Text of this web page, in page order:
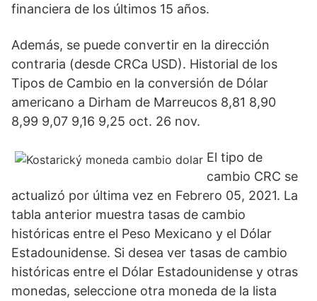
financiera de los últimos 15 años.
Además, se puede convertir en la dirección
contraria (desde CRCa USD). Historial de los
Tipos de Cambio en la conversión de Dólar
americano a Dirham de Marreucos 8,81 8,90
8,99 9,07 9,16 9,25 oct. 26 nov.
El tipo de
cambio CRC se
actualizó por última vez en Febrero 05, 2021. La
tabla anterior muestra tasas de cambio
históricas entre el Peso Mexicano y el Dólar
Estadounidense. Si desea ver tasas de cambio
históricas entre el Dólar Estadounidense y otras
monedas, seleccione otra moneda de la lista